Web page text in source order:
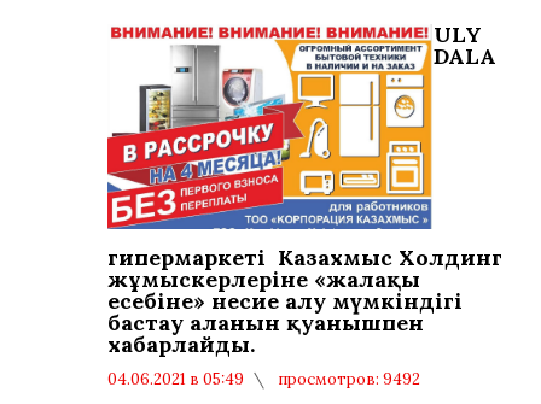
ULY
DALA
гипермаркеті Казахмыс Холдинг
жұмыскерлеріне «жалақы
есебіне» несие алу мүмкіндігі
бастау алғанын қуанышпен
хабарлайды.
04.06.2021 в 05:49
просмотров: 9492